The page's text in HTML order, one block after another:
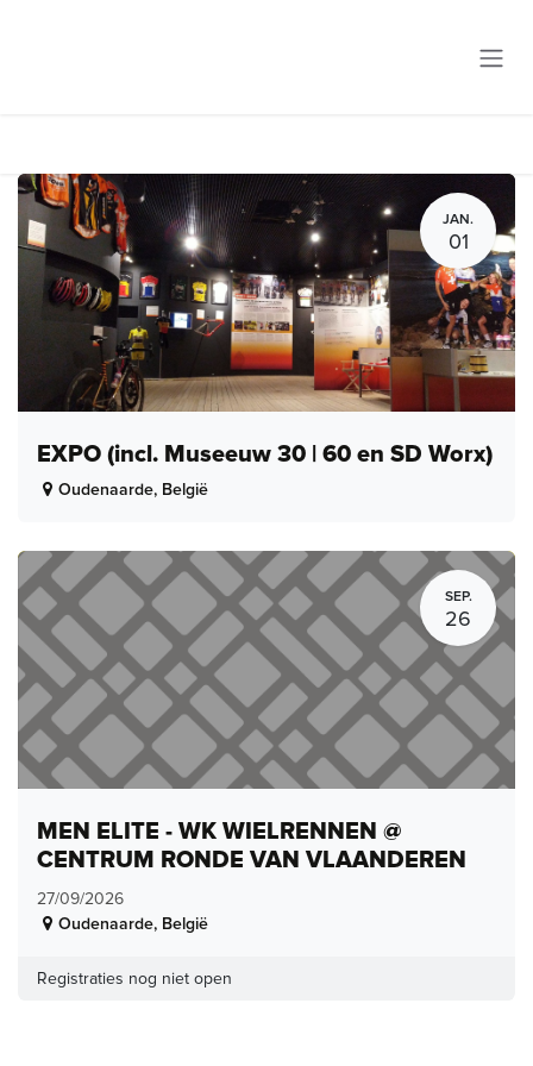
JAN.
01
EXPO (incl. Museeuw 30 | 60 en SD Worx)
Oudenaarde, België
SEP.
26
MEN ELITE - WK WIELRENNEN @
CENTRUM RONDE VAN VLAANDEREN
27/09/2026
Oudenaarde, België
Registraties nog niet open